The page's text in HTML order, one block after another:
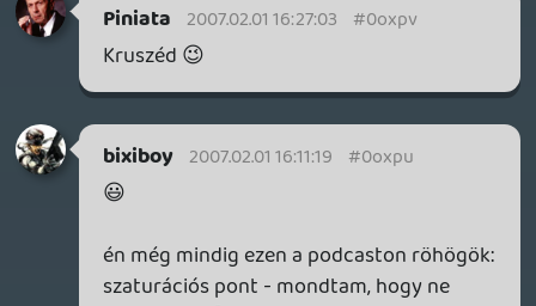
-Sütök bazzeg!-jött dübörgő hangon a
A f_szam se akarta, hogy válaszoljon egy
efféle költői kérdésre, hiszen tudtam a
A "jé bemutatkoztatok" kérdésre vajon
milyen választ vártál?
Talán olyat, hogy nem, nem mutatkoztunk
be? 😃
Öcsém, ha annyi problémám lehetne, mint